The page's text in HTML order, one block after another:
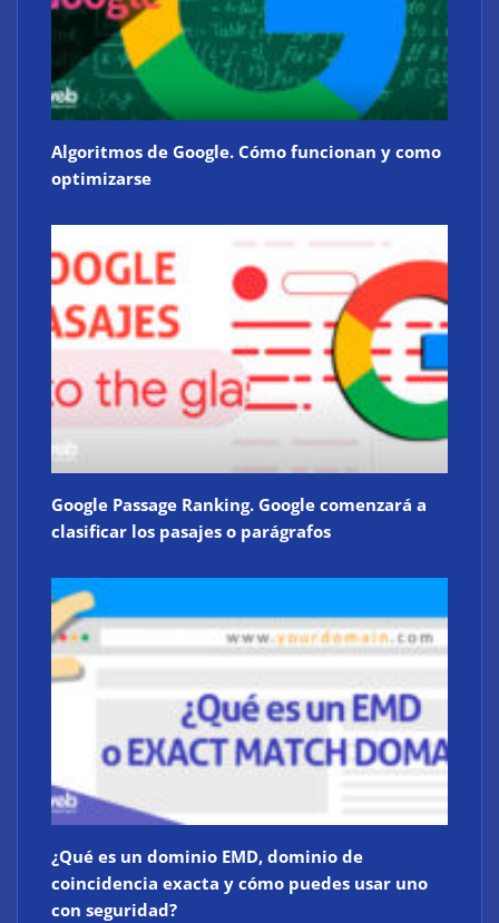
Algoritmos de Google. Cómo funcionan y como
optimizarse
Google Passage Ranking. Google comenzará a
clasificar los pasajes o parágrafos
¿Qué es un dominio EMD, dominio de
coincidencia exacta y cómo puedes usar uno
con seguridad?